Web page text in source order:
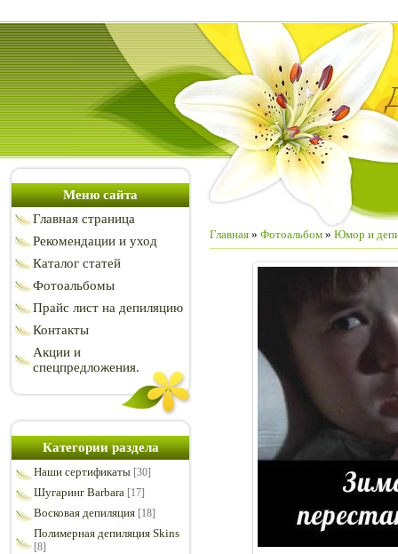
Меню сайта
Главная страница
Рекомендации и уход
Каталог статей
Фотоальбомы
Прайс лист на депиляцию
Контакты
Акции и
спецпредложения.
Категории раздела
Наши сертификаты [30]
Шугаринг Barbara [17]
Восковая депиляция [18]
Полимерная депиляция Skins
[8]
Главная » Фотоальбом » Юмор и